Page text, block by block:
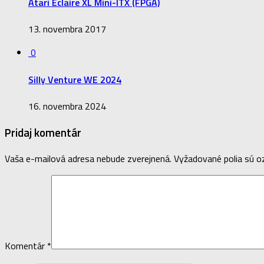
13. novembra 2017
0
Silly Venture WE 2024
16. novembra 2024
Pridaj komentár
Vaša e-mailová adresa nebude zverejnená. Vyžadované polia sú
Komentár *